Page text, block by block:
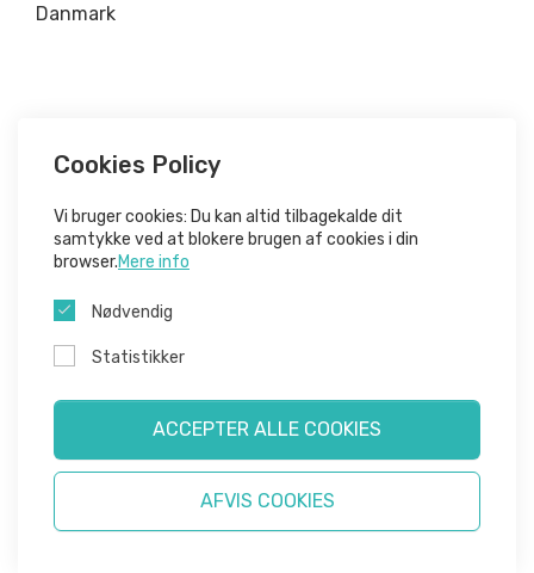
Danmark
Cookies Policy
Vi bruger cookies: Du kan altid tilbagekalde dit
samtykke ved at blokere brugen af ​​cookies i din
browser.Mere info
Nødvendig
Statistikker
ACCEPTER ALLE COOKIES
AFVIS COOKIES